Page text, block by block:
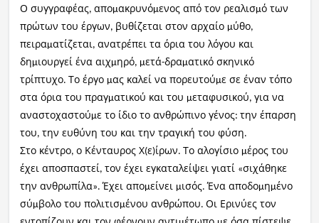
Ο συγγραφέας, απομακρυνόμενος από τον ρεαλισμό των
πρώτων του έργων, βυθίζεται στον αρχαίο μύθο,
πειραματίζεται, ανατρέπει τα όρια του λόγου και
δημιουργεί ένα αιχμηρό, μετά-δραματικό σκηνικό
τρίπτυχο. Το έργο μας καλεί να πορευτούμε σε έναν τόπο
στα όρια του πραγματικού και του μεταφυσικού, για να
αναστοχαστούμε το ίδιο το ανθρώπινο γένος: την έπαρση
του, την ευθύνη του και την τραγική του φύση.
Στο κέντρο, ο Κένταυρος Χ(ε)ίρων. Το αλογίσιο μέρος του
έχει αποσπαστεί, τον έχει εγκαταλείψει γιατί «σιχάθηκε
την ανθρωπίλα». Έχει απομείνει μισός. Ένα αποδομημένο
σύμβολο του πολιτισμένου ανθρώπου. Οι Ερινύες τον